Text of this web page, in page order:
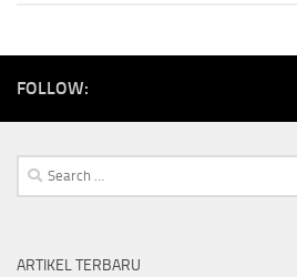
FOLLOW:
Search
for:
ARTIKEL TERBARU